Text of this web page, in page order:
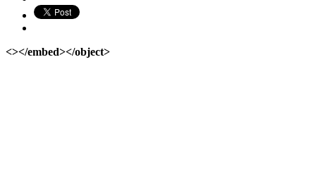
<></embed></object>